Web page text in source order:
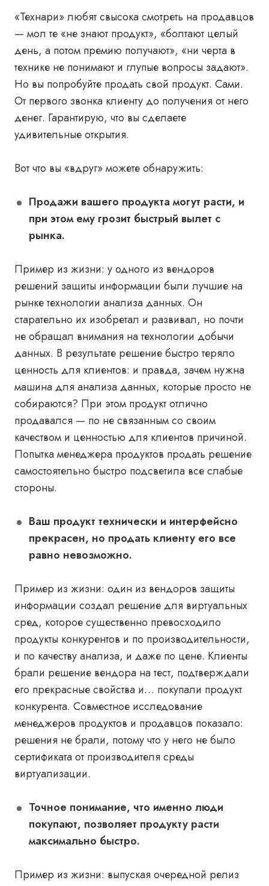
«Технари» любят свысока смотреть на продавцов
— мол те «не знают продукт», «болтают целый
день, а потом премию получают», «ни черта в
технике не понимают и глупые вопросы задают».
Но вы попробуйте продать свой продукт. Сами.
От первого звонка клиенту до получения от него
денег. Гарантирую, что вы сделаете
удивительные открытия.
Вот что вы «вдруг» можете обнаружить:
Продажи вашего продукта могут расти, и
при этом ему грозит быстрый вылет с
рынка.
Пример из жизни: у одного из вендоров
решений защиты информации были лучшие на
рынке технологии анализа данных. Он
старательно их изобретал и развивал, но почти
не обращал внимания на технологии добычи
данных. В результате решение быстро теряло
ценность для клиентов: и правда, зачем нужна
машина для анализа данных, которые просто не
собираются? При этом продукт отлично
продавался — по не связанным со своим
качеством и ценностью для клиентов причиной.
Попытка менеджера продуктов продать решение
самостоятельно быстро подсветила все слабые
стороны.
Ваш продукт технически и интерфейсно
прекрасен, но продать клиенту его все
равно невозможно.
Пример из жизни: один из вендоров защиты
информации создал решение для виртуальных
сред, которое существенно превосходило
продукты конкурентов и по производительности,
и по качеству анализа, и даже по цене. Клиенты
брали решение вендора на тест, подтверждали
его прекрасные свойства и… покупали продукт
конкурента. Совместное исследование
менеджеров продуктов и продавцов показало:
решения не брали, потому что у него не было
сертификата от производителя среды
виртуализации.
Точное понимание, что именно люди
покупают, позволяет продукту расти
максимально быстро.
Пример из жизни: выпуская очередной релиз